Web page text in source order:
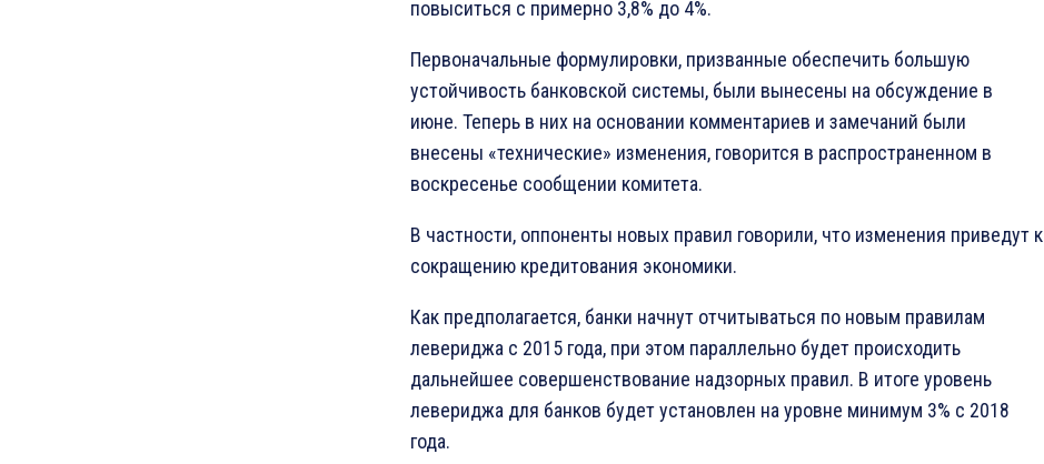
повыситься с примерно 3,8% до 4%.
Первоначальные формулировки, призванные обеспечить большую
устойчивость банковской системы, были вынесены на обсуждение в
июне. Теперь в них на основании комментариев и замечаний были
внесены «технические» изменения, говорится в распространенном в
воскресенье сообщении комитета.
В частности, оппоненты новых правил говорили, что изменения приведут к
сокращению кредитования экономики.
Как предполагается, банки начнут отчитываться по новым правилам
левериджа с 2015 года, при этом параллельно будет происходить
дальнейшее совершенствование надзорных правил. В итоге уровень
левериджа для банков будет установлен на уровне минимум 3% с 2018
года.